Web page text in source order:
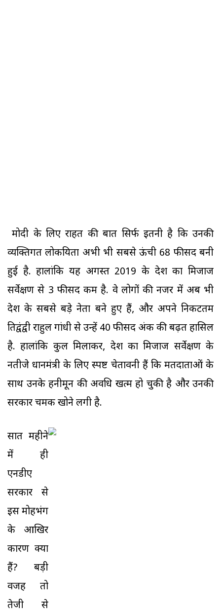
मोदी के लिए राहत की बात सिर्फ इतनी है कि उनकी
व्यक्तिगत लोकप्रियता अभी भी सबसे ऊंची 68 फीसद बनी
हुई है. हालांकि यह अगस्त 2019 के देश का मिजाज
सर्वेक्षण से 3 फीसद कम है. वे लोगों की नजर में अब भी
देश के सबसे बड़े नेता बने हुए हैं, और अपने निकटतम
प्रतिद्वंद्वी राहुल गांधी से उन्हें 40 फीसद अंक की बढ़त हासिल
है. हालांकि कुल मिलाकर, देश का मिजाज सर्वेक्षण के
नतीजे प्रधानमंत्री के लिए स्पष्ट चेतावनी हैं कि मतदाताओं के
साथ उनके हनीमून की अवधि खत्म हो चुकी है और उनकी
सरकार चमक खोने लगी है.
सात महीने
में ही
एनडीए
सरकार से
इस मोहभंग
के आखिर
कारण क्या
हैं? बड़ी
वजह तो
तेजी से